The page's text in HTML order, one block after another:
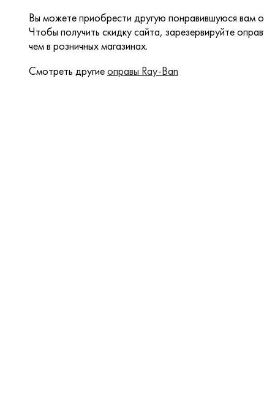
Вы можете приобрести другую понравившуюся вам
Чтобы получить скидку сайта, зарезервируйте
чем в розничных магазинах.
Смотреть другиеоправы Ray-Ban